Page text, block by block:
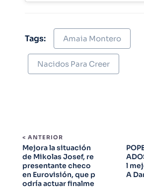
Tags: Amaia Montero
Nacidos Para Creer
< ANTERIOR
Mejora la situación
de Mikolas Josef, re
presentante checo
en Eurovisión, que p
odría actuar finalme
l
A